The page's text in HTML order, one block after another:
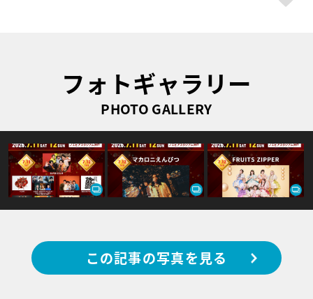
フォトギャラリー
PHOTO GALLERY
この記事の写真を見る